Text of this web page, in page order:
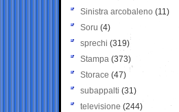
Sinistra arcobaleno (11)
Soru (4)
sprechi (319)
Stampa (373)
Storace (47)
subappalti (31)
televisione(244)